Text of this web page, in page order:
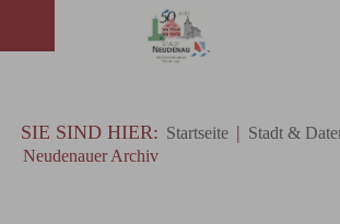
SIE SIND HIER: Startseite | Stadt &
Neudenauer Archiv